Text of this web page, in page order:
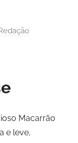
Macarrão
e leve,